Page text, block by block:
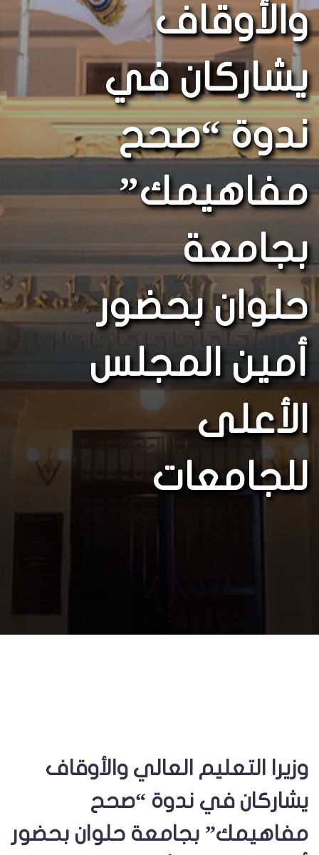
والأوقاف
يشاركان في
ندوة “صحح
مفاهيمك”
بجامعة
حلوان بحضور
أمين المجلس
الأعلى
للجامعات
وزيرا التعليم العالي والأوقاف
يشاركان في ندوة “صحح
مفاهيمك” بجامعة حلوان بحضور